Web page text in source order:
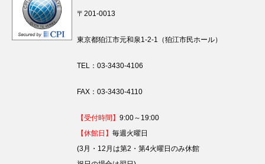
〒201-0013
東京都狛江市元和泉1-2-1（狛江市民ホール）
TEL：03-3430-4106
FAX：03-3430-4110
【受付時間】9:00～19:00
【休館日】毎週火曜日
(3月・12月は第2・第4火曜日のみ休館